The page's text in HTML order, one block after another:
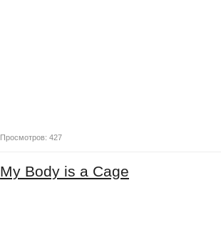
Просмотров: 427
My Body is a Cage